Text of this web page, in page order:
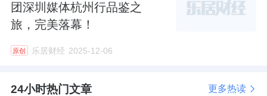
团深圳媒体杭州行品鉴之
旅，完美落幕！
原创 乐居财经 2025-12-06
24小时热门文章 更多热读